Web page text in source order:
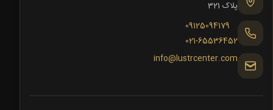
پلاک 321
09125094179
021-65536452
info@lustrcenter.com